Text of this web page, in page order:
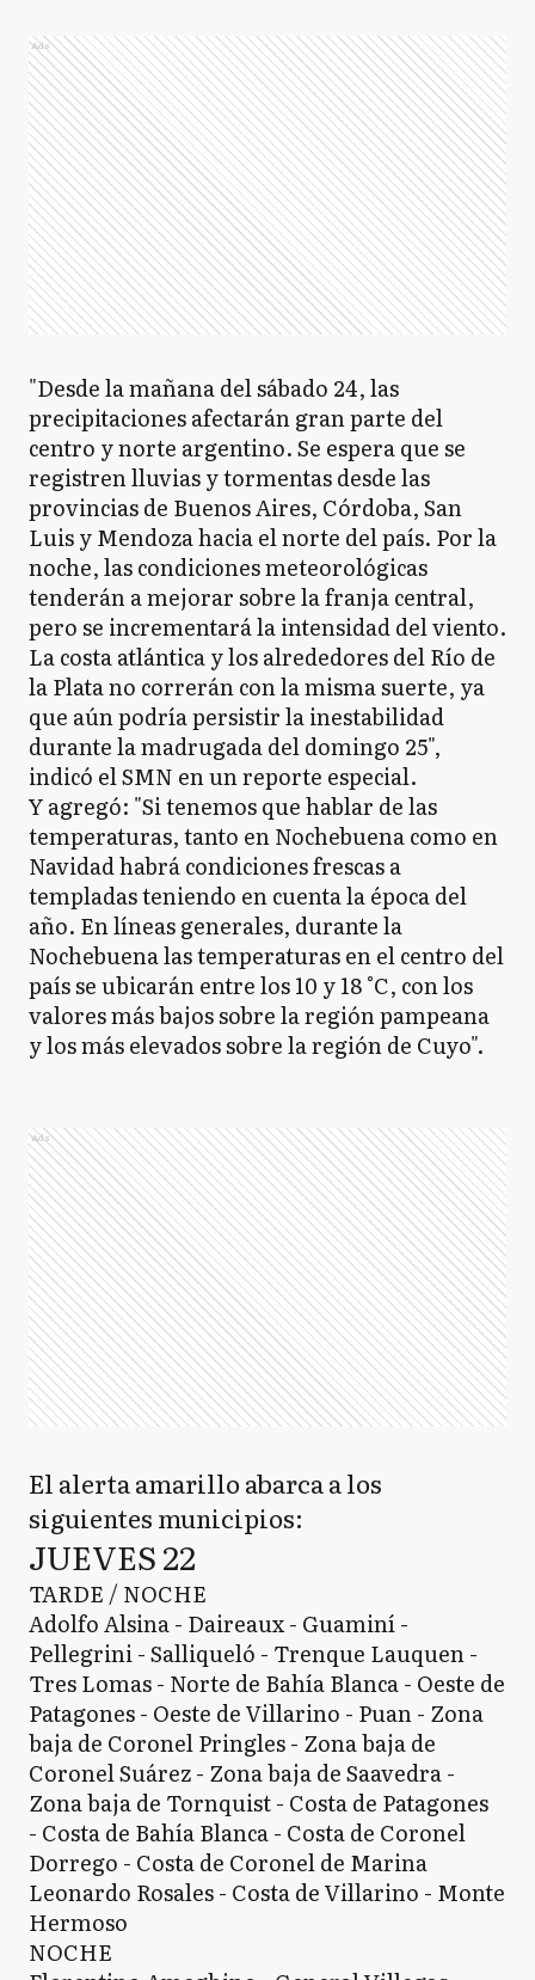
Ads
"Desde la mañana del sábado 24, las
precipitaciones afectarán gran parte del
centro y norte argentino. Se espera que se
registren lluvias y tormentas desde las
provincias de Buenos Aires, Córdoba, San
Luis y Mendoza hacia el norte del país. Por la
noche, las condiciones meteorológicas
tenderán a mejorar sobre la franja central,
pero se incrementará la intensidad del viento.
La costa atlántica y los alrededores del Río de
la Plata no correrán con la misma suerte, ya
que aún podría persistir la inestabilidad
durante la madrugada del domingo 25",
indicó el SMN en un reporte especial.
Y agregó: "Si tenemos que hablar de las
temperaturas, tanto en Nochebuena como en
Navidad habrá condiciones frescas a
templadas teniendo en cuenta la época del
año. En líneas generales, durante la
Nochebuena las temperaturas en el centro del
país se ubicarán entre los 10 y 18 °C, con los
valores más bajos sobre la región pampeana
y los más elevados sobre la región de Cuyo".
Ads
El alerta amarillo abarca a los
siguientes municipios:
JUEVES 22
TARDE / NOCHE
Adolfo Alsina - Daireaux - Guaminí -
Pellegrini - Salliqueló - Trenque Lauquen -
Tres Lomas - Norte de Bahía Blanca - Oeste de
Patagones - Oeste de Villarino - Puan - Zona
baja de Coronel Pringles - Zona baja de
Coronel Suárez - Zona baja de Saavedra -
Zona baja de Tornquist - Costa de Patagones
- Costa de Bahía Blanca - Costa de Coronel
Dorrego - Costa de Coronel de Marina
Leonardo Rosales - Costa de Villarino - Monte
Hermoso
NOCHE